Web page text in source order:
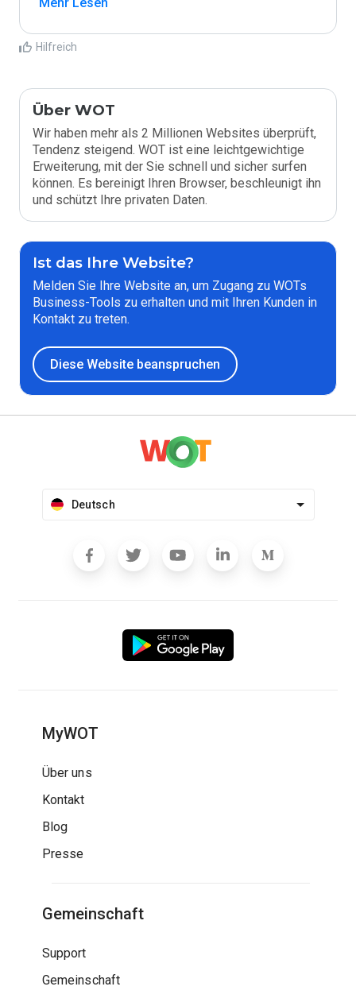
Hilfreich
Über WOT
Wir haben mehr als 2 Millionen Websites überprüft,
Tendenz steigend. WOT ist eine leichtgewichtige
Erweiterung, mit der Sie schnell und sicher surfen
können. Es bereinigt Ihren Browser, beschleunigt ihn
und schützt Ihre privaten Daten.
Ist das Ihre Website?
Melden Sie Ihre Website an, um Zugang zu WOTs
Business-Tools zu erhalten und mit Ihren Kunden in
Kontakt zu treten.
Diese Website beanspruchen
Deutsch
MyWOT
Über uns
Kontakt
Blog
Presse
Gemeinschaft
Support
Gemeinschaft